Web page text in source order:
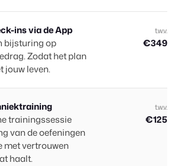
ins via de App
bijsturing op
Zodat het plan
jouw leven.
t.w.v.
€349
trainingssessie
van de oefeningen
met vertrouwen
haalt.
t.w.v.
€125